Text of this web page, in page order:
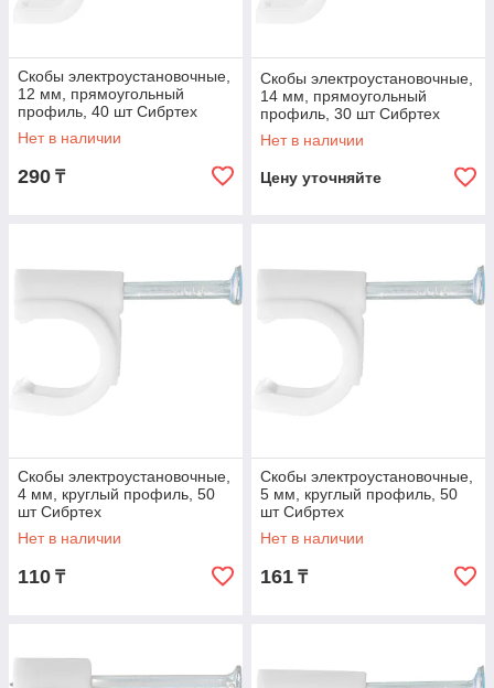
Скобы электроустановочные,
12 мм, прямоугольный
профиль, 40 шт Сибртех
Нет в наличии
290 ₸
Скобы электроустановочные,
14 мм, прямоугольный
профиль, 30 шт Сибртех
Нет в наличии
Цену уточняйте
Скобы электроустановочные,
4 мм, круглый профиль, 50
шт Сибртех
Нет в наличии
110 ₸
Скобы электроустановочные,
5 мм, круглый профиль, 50
шт Сибртех
Нет в наличии
161 ₸